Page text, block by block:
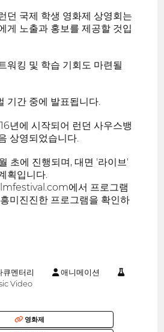
던 국제 학생 영화제 상영회는
게 노출과 홍보를 제공할 것입
워킹 및 학습 기회도 마련될
기간 중에 발표됩니다.
년에 시작되어 런던 사우스뱅
상영되었습니다.
초에 진행되며, 대면 '라이브'
획입니다.
에서 프로그램
미진진한 프로그램을 확인하
큐멘터리
애니메이션
Video
영화제